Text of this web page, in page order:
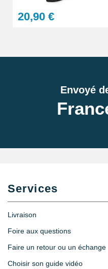
20,90 €
Envoyé
Services
Livraison
Foire aux questions
Faire un retour ou un échange
Choisir son guide vidéo